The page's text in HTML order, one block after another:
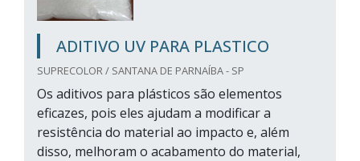
ADITIVO UV PARA PLASTICO
SUPRECOLOR / SANTANA DE PARNAÍBA - SP
Os aditivos para plásticos são elementos
eficazes, pois eles ajudam a modificar a
resistência do material ao impacto e, além
disso, melhoram o acabamento do material,